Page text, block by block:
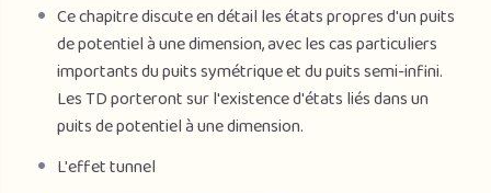
Ce chapitre discute en détail les états propres d'un puits
de potentiel à une dimension, avec les cas particuliers
importants du puits symétrique et du puits semi-infini.
Les TD porteront sur l'existence d'états liés dans un
puits de potentiel à une dimension.
L'effet tunnel